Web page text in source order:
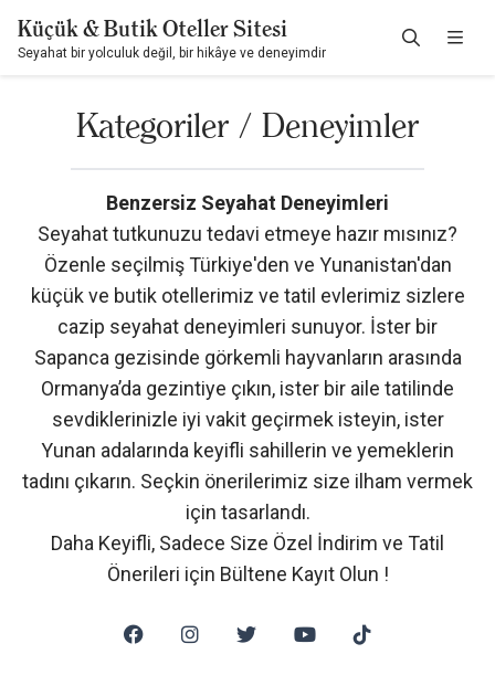
Küçük & Butik Oteller Sitesi
Seyahat bir yolculuk değil, bir hikâye ve deneyimdir
Kategoriler / Deneyimler
Benzersiz Seyahat Deneyimleri
Seyahat tutkunuzu tedavi etmeye hazır mısınız?
Özenle seçilmiş Türkiye'den ve Yunanistan'dan
küçük ve butik otellerimiz ve tatil evlerimiz sizlere
cazip seyahat deneyimleri sunuyor. İster bir
Sapanca gezisinde görkemli hayvanların arasında
Ormanya’da gezintiye çıkın, ister bir aile tatilinde
sevdiklerinizle iyi vakit geçirmek isteyin, ister
Yunan adalarında keyifli sahillerin ve yemeklerin
tadını çıkarın. Seçkin önerilerimiz size ilham vermek
için tasarlandı.
Daha Keyifli, Sadece Size Özel İndirim ve Tatil
Önerileri için Bültene Kayıt Olun !